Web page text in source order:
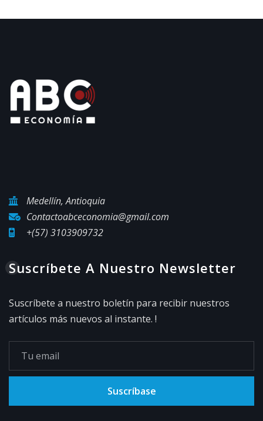
Medellín, Antioquia
Contactoabceconomia@gmail.com
+(57) 3103909732
Suscríbete A Nuestro Newsletter
Suscríbete a nuestro boletín para recibir nuestros
artículos más nuevos al instante. !
Suscríbase